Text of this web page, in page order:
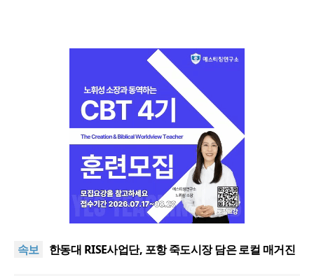
속보
느헤미야 연합기도회, ‘왕의 기도’로 나라·한국교회·다
여”
한동대 RISE사업단, 포항 죽도시장 담은 로컬 매거진